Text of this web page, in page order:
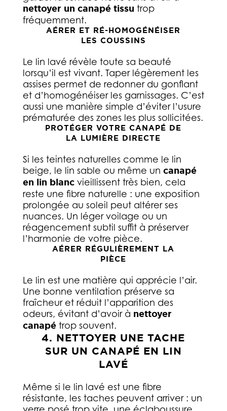
nettoyer un canapé tissu trop
fréquemment.
AÉRER ET RÉ-HOMOGÉNÉISER
LES COUSSINS
Le lin lavé révèle toute sa beauté
lorsqu’il est vivant. Taper légèrement les
assises permet de redonner du gonflant
et d’homogénéiser les garnissages. C’est
aussi une manière simple d’éviter l’usure
prématurée des zones les plus sollicitées.
PROTÉGER VOTRE CANAPÉ DE
LA LUMIÈRE DIRECTE
Si les teintes naturelles comme le lin
beige, le lin sable ou même un canapé
en lin blancvieillissent très bien, cela
reste une fibre naturelle : une exposition
prolongée au soleil peut altérer ses
nuances. Un léger voilage ou un
réagencement subtil suffit à préserver
l’harmonie de votre pièce.
AÉRER RÉGULIÈREMENT LA
PIÈCE
Le lin est une matière qui apprécie l’air.
Une bonne ventilation préserve sa
fraîcheur et réduit l’apparition des
odeurs, évitant d’avoir à nettoyer
canapétrop souvent.
4. NETTOYER UNE TACHE
SUR UN CANAPÉ EN LIN
LAVÉ
Même si le lin lavé est une fibre
résistante, les taches peuvent arriver : un